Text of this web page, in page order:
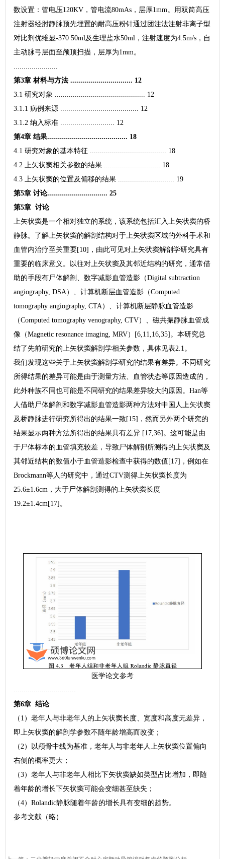
数设置：管电压120KV，管电流80mAs，层厚1mm。用双筒高压
注射器经肘静脉预先埋置的耐高压粉针通过团注法注射非离子型
对比剂优维显-370 50ml及生理盐水50ml，注射速度为4.5m/s，自
主动脉弓层面至颅顶扫描，层厚为1mm。
第3章 材料与方法 ............................... 12
3.1 研究对象 ............................................. 12
3.1.1 病例来源 ....................................... 12
3.1.2 纳入标准 ........................... 12
第4章 结果........................................ 18
4.1 研究对象的基本特征 ...................................... 18
4.2 上矢状窦相关参数的结果 ............................ 18
4.3 上矢状窦的位置及偏移的结果 ............................ 19
第5章 讨论.............................. 25
第5章 讨论
上矢状窦是一个相对独立的系统，该系统包括汇入上矢状窦的桥
静脉。了解上矢状窦的解剖结构对于上矢状窦区域的外科手术和
血管内治疗至关重要[10]，由此可见对上矢状窦解剖学研究具有
重要的临床意义。以往对上矢状窦及其邻近结构的研究，通常借
助的手段有尸体解剖、数字减影血管造影（Digital subtraction
angiography, DSA）、计算机断层血管造影（Computed
tomography angiography, CTA）、计算机断层静脉血管造影
（Computed tomography venography, CTV）、磁共振静脉血管成
像（Magnetic resonance imaging, MRV）[6,11,16,35]。本研究总
结了先前研究的上矢状窦解剖学相关参数，具体见表2.1。
我们发现这些关于上矢状窦解剖学研究的结果有差异。不同研究
所得结果的差异可能是由于测量方法、血管状态等原因造成的，
此外种族不同也可能是不同研究的结果差异较大的原因。Han等
人借助尸体解剖和数字减影血管造影两种方法对中国人上矢状窦
及桥静脉进行研究所得出的结果一致[15]，然而另外两个研究的
结果显示两种方法所得出的结果具有差异 [17,36]。这可能是由
于尸体标本的血管填充较差，导致尸体解剖所测得的上矢状窦及
其邻近结构的数值小于血管造影检查中获得的数值[17]，例如在
Brockmann等人的研究中，通过CTV测得上矢状窦长度为
25.6±1.6cm，大于尸体解剖测得的上矢状窦长度
19.2±1.4cm[17]。
医学论文参考
...............................
第6章 结论
（1）老年人与非老年人的上矢状窦长度、宽度和高度无差异，
即上矢状窦的解剖学参数不随年龄增高而改变；
（2）以颅骨中线为基准，老年人与非老年人上矢状窦位置偏向
右侧的概率更大；
（3）老年人与非老年人相比下矢状窦缺如类型占比增加，即随
着年龄的增长下矢状窦可能会变细甚至缺失；
（4）Rolandic静脉随着年龄的增长具有变细的趋势。
参考文献（略）